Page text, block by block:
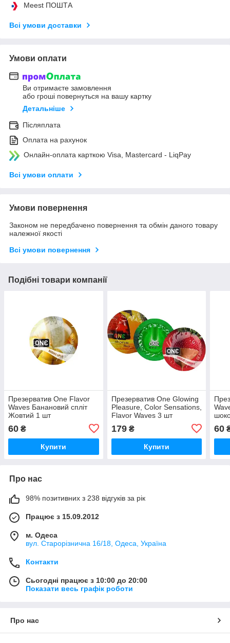
Meest ПОШТА
Всі умови доставки
Умови оплати
Ви отримаєте замовлення
або гроші повернуться на вашу картку
Детальніше
Післяплата
Оплата на рахунок
Онлайн-оплата карткою Visa, Mastercard - LiqPay
Всі умови оплати
Умови повернення
Законом не передбачено повернення та обмін даного товару
належної якості
Всі умови повернення
Подібні товари компанії
Презерватив One Flavor
Waves Банановий спліт
Жовтий 1 шт
60 ₴
Купити
Презерватив One Glowing
Pleasure, Color Sensations,
Flavor Waves 3 шт
179₴
Купити
60
Про нас
98% позитивних з 238 відгуків за рік
Працює з 15.09.2012
м. Одеса
вул. Старорізнична 16/18, Одеса, Україна
Контакти
Сьогодні працює з 10:00 до 20:00
Показати весь графік роботи
Про нас